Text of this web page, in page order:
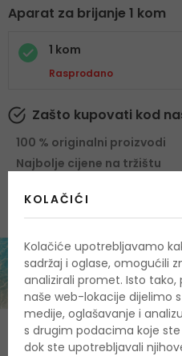
Aparat za brijanje 1 kom
1 kom
Rasprodano
Zašto kupovati kod
100 % originalni proizvodi
Najbolje cijene na tržištu
O proizvodu
KOLAČIĆI
Kolačiće upotrebljavamo
sadržaj i oglase, omogućili
analizirali promet. Isto
naše web-lokacije dijelimo
medije, oglašavanje i
s drugim podacima koje ste
dok ste upotrebljavali